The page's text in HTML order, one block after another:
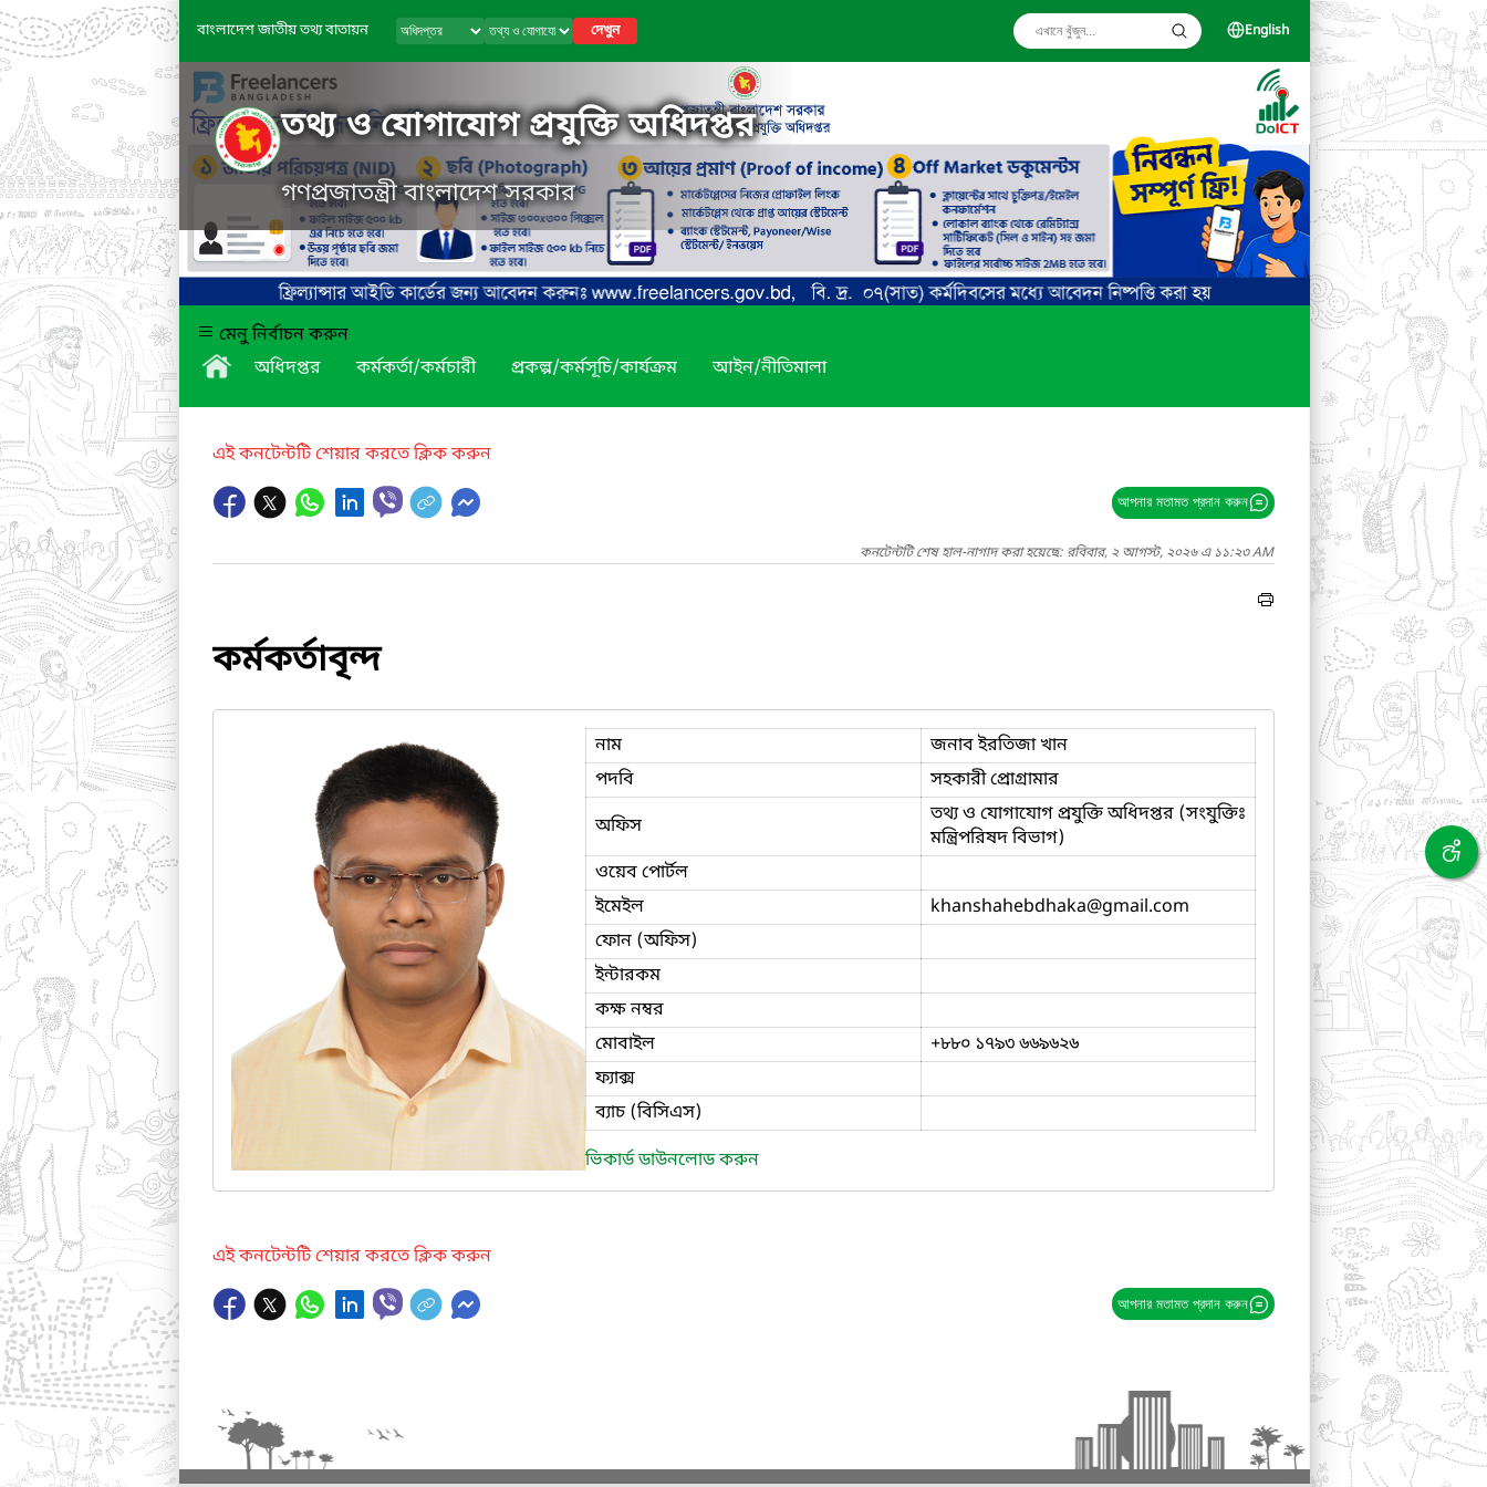
বাংলাদেশ জাতীয় তথ্য বাতায়ন দেখুন English
তথ্য ও যোগাযোগ প্রযুক্তি অধিদপ্তর
গণপ্রজাতন্ত্রী বাংলাদেশ সরকার
মেনু নির্বাচন করুন
অধিদপ্তর
কর্মকর্তা/কর্মচারী প্রকল্প/কর্মসূচি/কার্যক্রম আইন/নীতিমালা
এই কনটেন্টটি শেয়ার করতে ক্লিক করুন
আপনার মতামত প্রদান করুন
কনটেন্টটি শেষ হাল-নাগাদ করা হয়েছে: রবিবার, ২ আগস্ট, ২০২৬ এ ১১:২৩ AM
কর্মকর্তাবৃন্দ
নাম
জনাব ইরতিজা খান
পদবি
সহকারী প্রোগ্রামার
অফিস
তথ্য ও যোগাযোগ প্রযুক্তি অধিদপ্তর (সংযুক্তিঃ
মন্ত্রিপরিষদ বিভাগ)
ওয়েব পোর্টল
ইমেইল
khanshahebdhaka@gmail.com
ফোন (অফিস)
ইন্টারকম
কক্ষ নম্বর
মোবাইল
+৮৮০ ১৭৯৩ ৬৬৯৬২৬
ফ্যাক্স
ব্যাচ (বিসিএস)
ভিকার্ড ডাউনলোড করুন
এই কনটেন্টটি শেয়ার করতে ক্লিক করুন
আপনার মতামত প্রদান করুন